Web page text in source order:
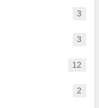
3
3
12
2